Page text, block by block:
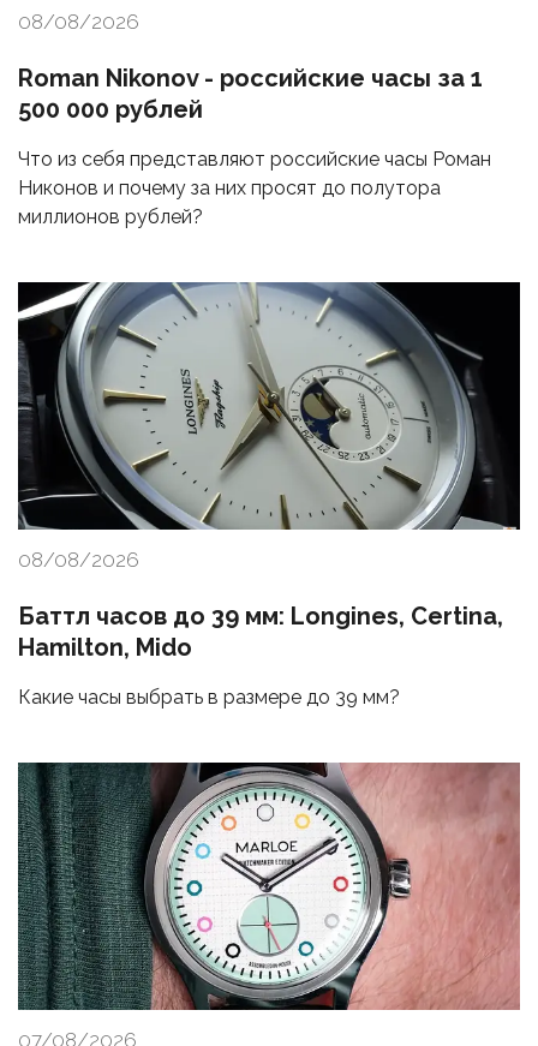
08/08/2026
Roman Nikonov - российские часы за 1
500 000 рублей
Что из себя представляют российские часы Роман
Никонов и почему за них просят до полутора
миллионов рублей?
08/08/2026
Баттл часов до 39 мм: Longines, Certina,
Hamilton, Mido
Какие часы выбрать в размере до 39 мм?
07/08/2026